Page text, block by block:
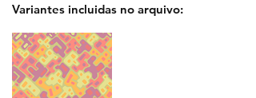
Variantes incluidas no arquivo: